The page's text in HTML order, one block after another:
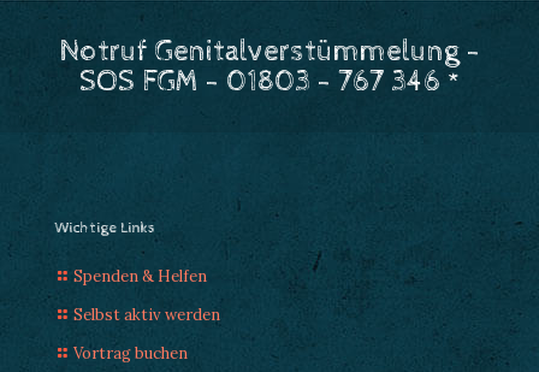
Notruf Genitalverstümmelung -
SOS FGM - 01803 - 767 346 *
Wichtige Links
Spenden & Helfen
Selbst aktiv werden
Vortrag buchen